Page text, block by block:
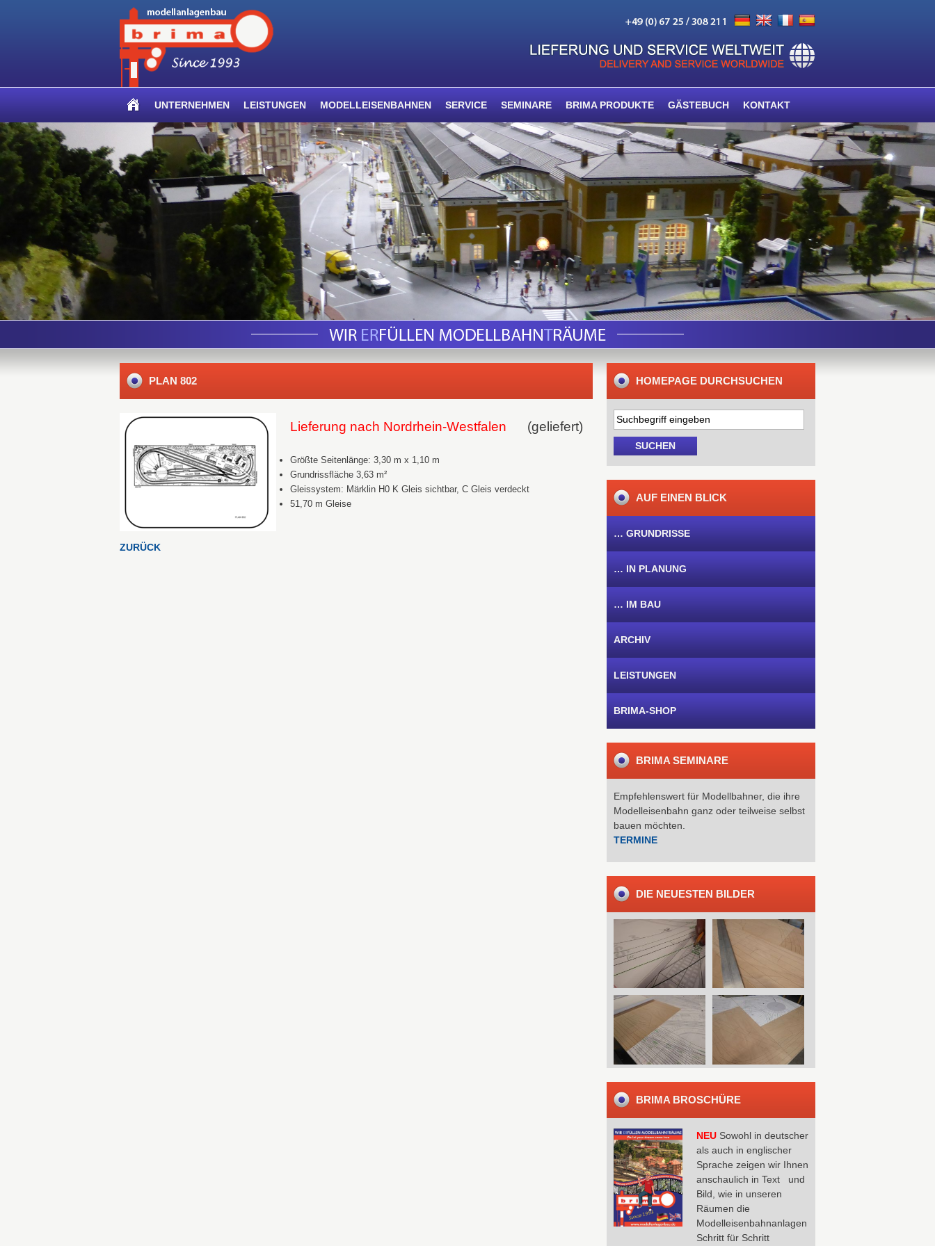
UNTERNEHMEN LEISTUNGEN MODELLEISENBAHNEN SERVICE SEMINARE BRIMA PRODUKTE GÄSTEBUCH KONTAKT
PLAN 802
Lieferung nach Nordrhein-Westfalen (geliefert)
Größte Seitenlänge: 3,30 m x 1,10 m
Grundrissfläche 3,63 m²
Gleissystem: Märklin H0 K Gleis sichtbar, C Gleis verdeckt
51,70 m Gleise
ZURÜCK
HOMEPAGE DURCHSUCHEN
AUF EINEN BLICK
… GRUNDRISSE
… IN PLANUNG
… IM BAU
ARCHIV
LEISTUNGEN
BRIMA-SHOP
BRIMA SEMINARE
Empfehlenswert für Modellbahner, die ihre
Modelleisenbahn ganz oder teilweise selbst
bauen möchten.
TERMINE
DIE NEUESTEN BILDER
BRIMA BROSCHÜRE
NEU Sowohl in deutscher
als auch in englischer
Sprache zeigen wir Ihnen
anschaulich in Text und
Bild, wie in unseren
Räumen die
Modelleisenbahnanlagen
Schritt für Schritt